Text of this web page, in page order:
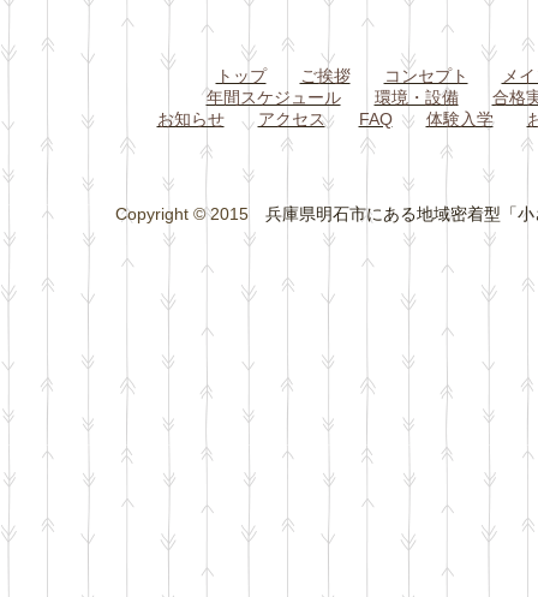
トップ ご挨拶 コンセプト
メ
年間スケジュール
環境・設備
合格
お知らせ
アクセス FAQ 体験入学
Copyright © 2015 兵庫県明石市にある地域密着型「